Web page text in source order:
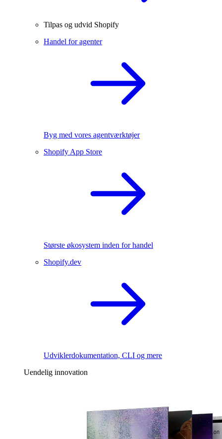
Tilpas og udvid Shopify
Handel for agenter
Byg med vores agentværktøjer
Shopify App Store
Største økosystem inden for handel
Shopify.dev
Udviklerdokumentation, CLI og mere
Uendelig innovation